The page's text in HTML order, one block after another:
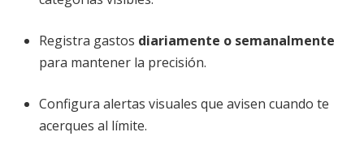
Registra gastos diariamente o semanalmente
para mantener la precisión.
Configura alertas visuales que avisen cuando te
acerques al límite.